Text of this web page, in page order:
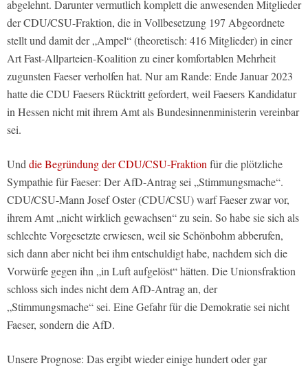
abgelehnt. Darunter vermutlich komplett die anwesenden Mitglieder
der CDU/CSU-Fraktion, die in Vollbesetzung 197 Abgeordnete
stellt und damit der „Ampel“ (theoretisch: 416 Mitglieder) in einer
Art Fast-Allparteien-Koalition zu einer komfortablen Mehrheit
zugunsten Faeser verholfen hat. Nur am Rande: Ende Januar 2023
hatte die CDU Faesers Rücktritt gefordert, weil Faesers Kandidatur
in Hessen nicht mit ihrem Amt als Bundesinnenministerin vereinbar
sei.
Und die Begründung der CDU/CSU-Fraktion für die plötzliche
Sympathie für Faeser: Der AfD-Antrag sei „Stimmungsmache“.
CDU/CSU-Mann Josef Oster (CDU/CSU) warf Faeser zwar vor,
ihrem Amt „nicht wirklich gewachsen“ zu sein. So habe sie sich als
schlechte Vorgesetzte erwiesen, weil sie Schönbohm abberufen,
sich dann aber nicht bei ihm entschuldigt habe, nachdem sich die
Vorwürfe gegen ihn „in Luft aufgelöst“ hätten. Die Unionsfraktion
schloss sich indes nicht dem AfD-Antrag an, der
„Stimmungsmache“ sei. Eine Gefahr für die Demokratie sei nicht
Faeser, sondern die AfD.
Unsere Prognose: Das ergibt wieder einige hundert oder gar